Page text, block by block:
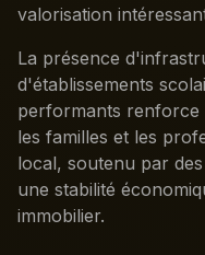
valorisation
La présence
d'établissements
performants renforce
les familles et les
local, soutenu par
une stabilité
immobilier.